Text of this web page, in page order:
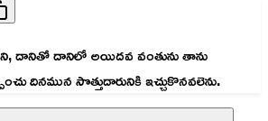
దానితో దానిలో అయిదవ వంతును తాను
దినమున సొత్తుదారునికి ఇచ్చుకొనవలెను.